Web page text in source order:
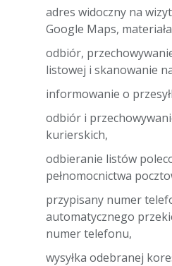
adres widoczny na
Google Maps,
odbiór,
listowej i skanowanie
informowanie o
odbiór i
kurierskich,
odbieranie listów
pełnomocnictwa
przypisany numer
automatycznego
numer telefonu,
wysyłka odebranej